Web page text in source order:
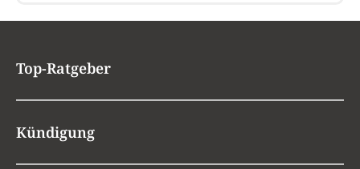
Top-Ratgeber
Kündigung